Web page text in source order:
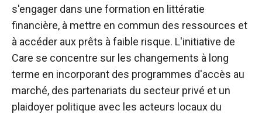
s'engager dans une formation en littératie
financière, à mettre en commun des ressources et
à accéder aux prêts à faible risque. L'initiative de
Care se concentre sur les changements à long
terme en incorporant des programmes d'accès au
marché, des partenariats du secteur privé et un
plaidoyer politique avec les acteurs locaux du